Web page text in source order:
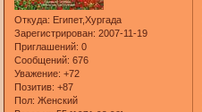
Откуда: Египет,Хургада
Зарегистрирован: 2007-11-19
Приглашений: 0
Сообщений: 676
Уважение: +72
Позитив: +87
Пол: Женский